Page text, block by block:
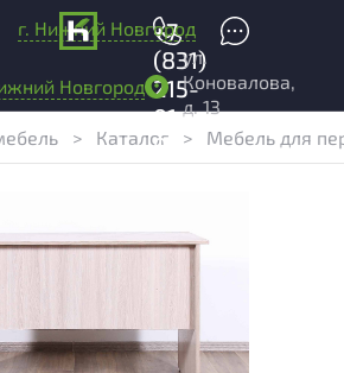
г. Нижний Новгород
+7
(831)
215-
01-
04
Новгород
ул.
Коновалова,
д. 13
> Каталог > Мебель для